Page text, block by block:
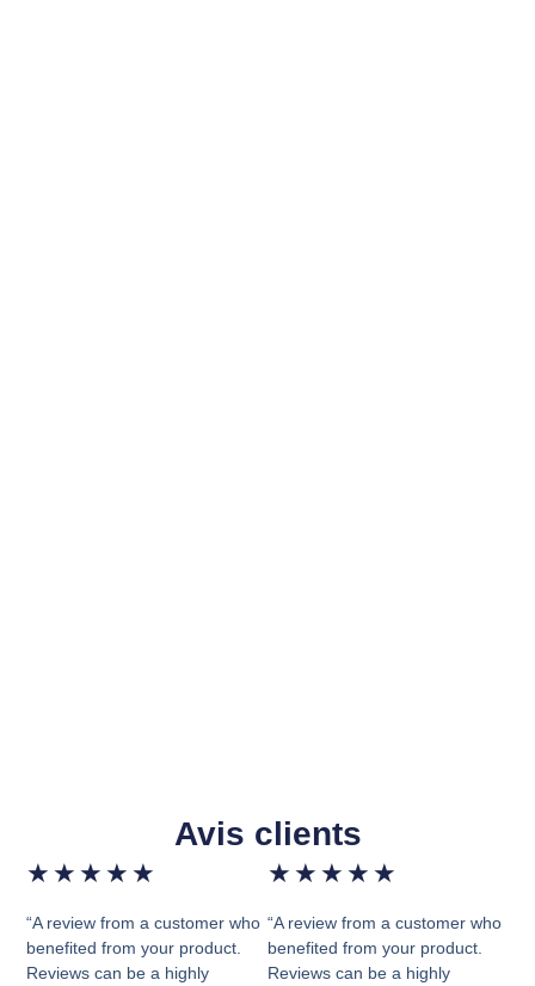
Avis clients
★ ★ ★ ★ ★
“A review from a customer who
benefited from your product.
Reviews can be a highly
★ ★ ★ ★ ★
“A review from a customer who
benefited from your product.
Reviews can be a highly